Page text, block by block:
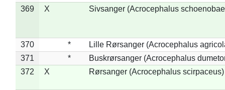
369
X Sivsanger (Acrocephalus
370 *
Lille Rørsanger (Acrocephalus
371
*
Buskrørsanger (Acrocephalus
372
X Rørsanger (Acrocephalus scirpaceus)